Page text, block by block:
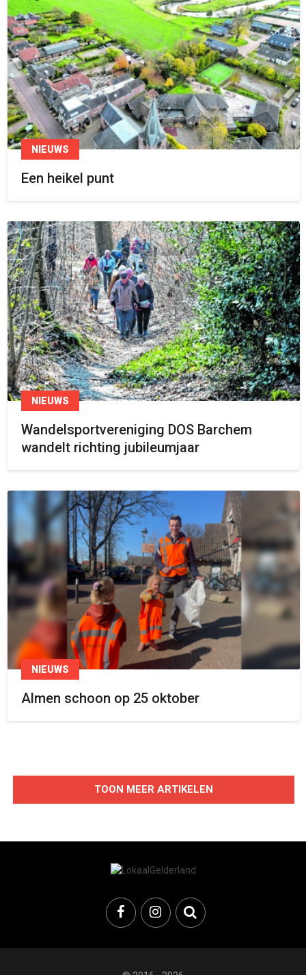
NIEUWS
Een heikel punt
NIEUWS
Wandelsportvereniging DOS Barchem
wandelt richting jubileumjaar
NIEUWS
Almen schoon op 25 oktober
TOON MEER ARTIKELEN